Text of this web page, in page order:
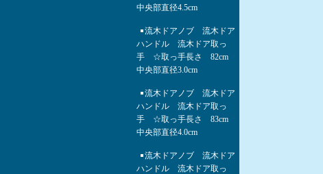
中央部直径4.5cm
流木ドアノブ 流木ドア
ハンドル 流木ドア取っ
手 ☆取っ手長さ 82cm
中央部直径3.0cm
流木ドアノブ 流木ドア
ハンドル 流木ドア取っ
手 ☆取っ手長さ 83cm
中央部直径4.0cm
流木ドアノブ 流木ドア
ハンドル 流木ドア取っ